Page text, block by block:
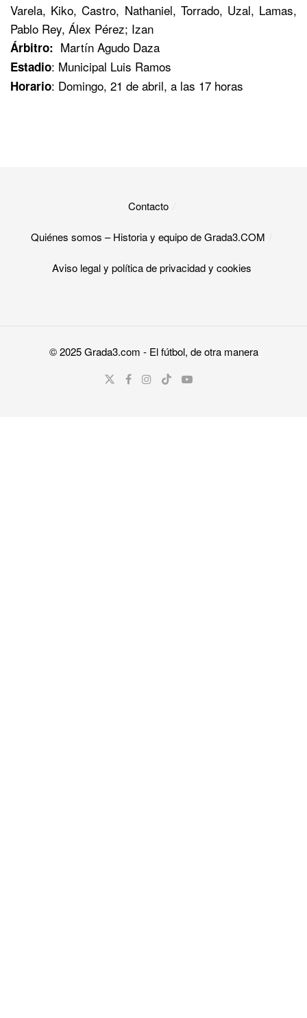
Varela, Kiko, Castro, Nathaniel, Torrado, Uzal, Lamas,
Pablo Rey, Álex Pérez; Izan
Árbitro: Martín Agudo Daza
Estadio: Municipal Luis Ramos
Horario: Domingo, 21 de abril, a las 17 horas
Contacto
Quiénes somos – Historia y equipo de Grada3.COM
Aviso legal y política de privacidad y cookies​
© 2025Grada3.com - El fútbol, de otra manera